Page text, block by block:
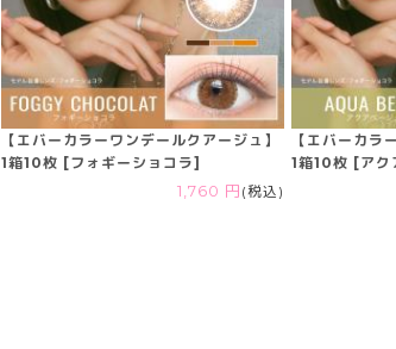
【エバーカラーワンデールクアージュ】
1箱10枚 [フォギーショコラ]
1,760 円 (税込)
【エバーカラ
1箱10枚 [アク